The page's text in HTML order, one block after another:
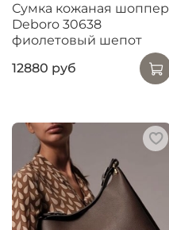
Сумка кожаная шоппер
Deboro 30638
фиолетовый шепот
12880 руб